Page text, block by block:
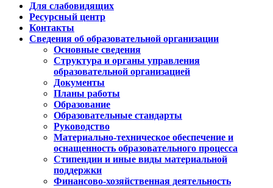
Для слабовидящих
Ресурсный центр
Контакты
Сведения об образовательной организации
Основные сведения
Структура и органы управления
образовательной организацией
Документы
Планы работы
Образование
Образовательные стандарты
Руководство
Материально-техническое обеспечение и
оснащенность образовательного процесса
Стипендии и иные виды материальной
поддержки
Финансово-хозяйственная деятельность